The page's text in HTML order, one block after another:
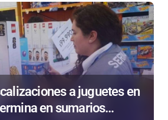
a juguetes en
en sumarios